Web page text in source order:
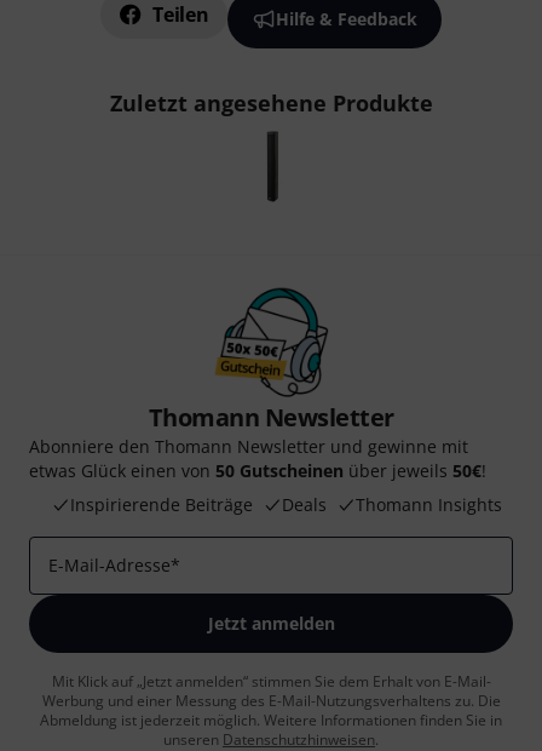
Teilen Hilfe & Feedback
Zuletzt angesehene Produkte
Thomann Newsletter
Abonniere den Thomann Newsletter und gewinne mit
etwas Glück einen von 50 Gutscheinen über jeweils 50€!
Inspirierende Beiträge
Deals Thomann Insights
E-Mail-Adresse*
Jetzt anmelden
Mit Klick auf „Jetzt anmelden“ stimmen Sie dem Erhalt von E-Mail-
Werbung und einer Messung des E-Mail-Nutzungsverhaltens zu. Die
Abmeldung ist jederzeit möglich. Weitere Informationen finden Sie in
unseren Datenschutzhinweisen.